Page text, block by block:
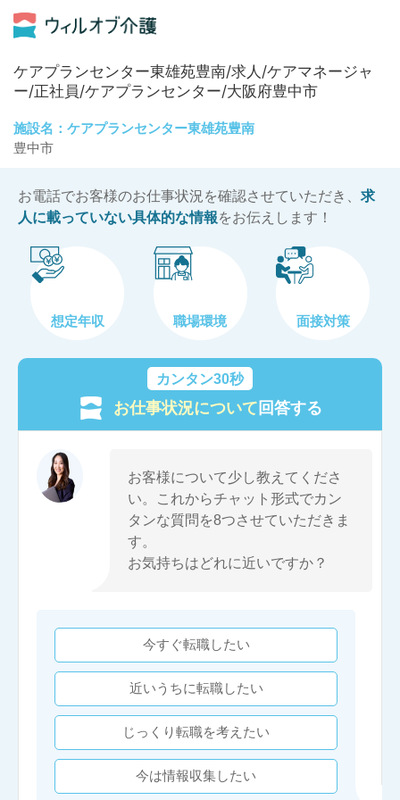
ケアプランセンター東雄苑豊南/求人/ケアマネージャ
ー/正社員/ケアプランセンター/大阪府豊中市
施設名：ケアプランセンター東雄苑豊南
豊中市
お電話でお客様のお仕事状況を確認させていただき、 求
人に載っていない具体的な情報をお伝えします！
想定年収 職場環境 面接対策
カンタン30秒
お仕事状況について回答する
お客様について少し教えてくださ
い。これからチャット形式でカン
タンな質問を8つさせていただきま
す。
お気持ちはどれに近いですか？
今すぐ転職したい
近いうちに転職したい
じっくり転職を考えたい
今は情報収集したい